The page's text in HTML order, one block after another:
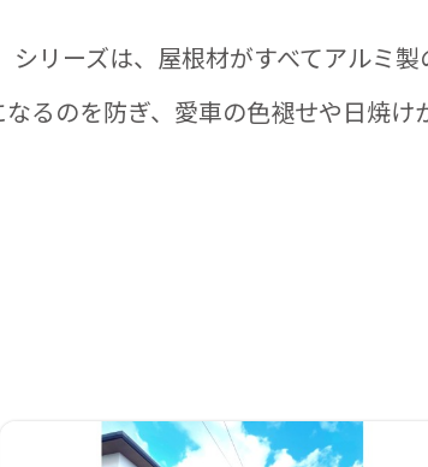
リーズは、屋根材がすべてアルミ製
るのを防ぎ、愛車の色褪せや日焼け